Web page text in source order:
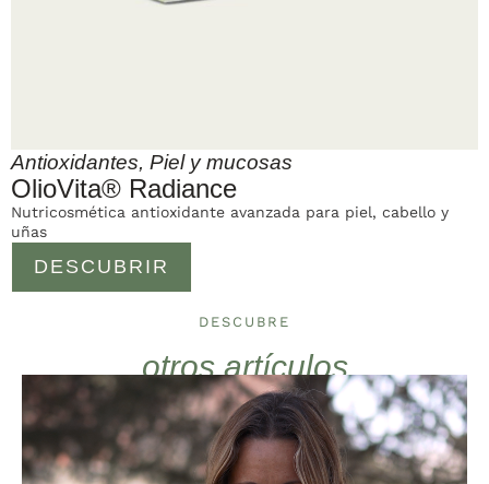
Antioxidantes, Piel y mucosas
OlioVita® Radiance
DESCUBRIR
Nutricosmética antioxidante avanzada para piel, cabello y
uñas
DESCUBRE
otros artículos